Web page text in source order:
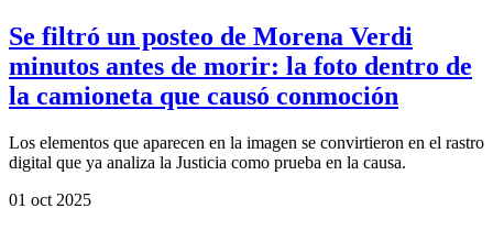
Se filtró un posteo de Morena Verdi
minutos antes de morir: la foto dentro de
la camioneta que causó conmoción
Los elementos que aparecen en la imagen se convirtieron en el rastro
digital que ya analiza la Justicia como prueba en la causa.
01 oct 2025